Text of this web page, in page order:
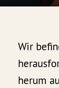
Wir
herum